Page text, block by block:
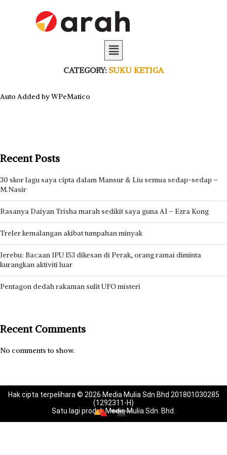
CATEGORY: SUKU KETIGA
Auto Added by WPeMatico
Recent Posts
30 skor lagu saya cipta dalam Mansur & Liu semua sedap-sedap –
M.Nasir
Rasanya Daiyan Trisha marah sedikit saya guna AI – Ezra Kong
Treler kemalangan akibat tumpahan minyak
Jerebu: Bacaan IPU 153 dikesan di Perak, orang ramai diminta
kurangkan aktiviti luar
Pentagon dedah rakaman sulit UFO misteri
Recent Comments
No comments to show.
Hak cipta terpelihara © 2026 Media Mulia Sdn Bhd 201801030285
(1292311-H)
Satu lagi produk Media Mulia Sdn. Bhd.